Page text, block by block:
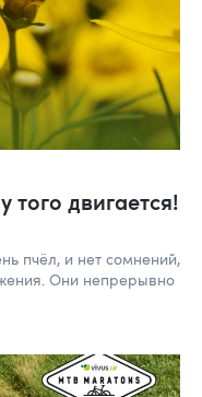
того двигается!
пчёл, и нет сомнений,
Они непрерывно